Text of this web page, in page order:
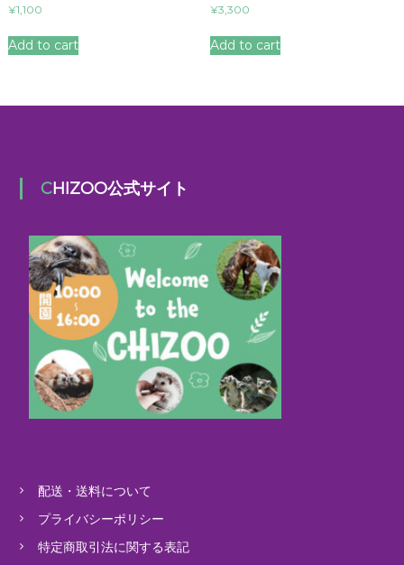
¥1,100
Add to cart
¥3,300
Add to cart
CHIZOO公式サイト
配送・送料について
プライバシーポリシー
特定商取引法に関する表記